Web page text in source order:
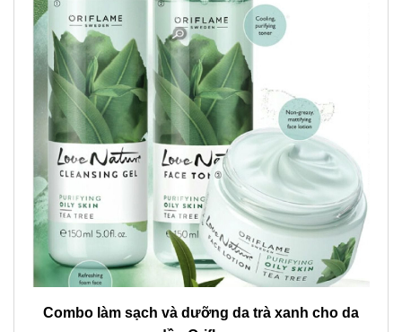
Combo làm sạch và dưỡng da trà xanh cho da